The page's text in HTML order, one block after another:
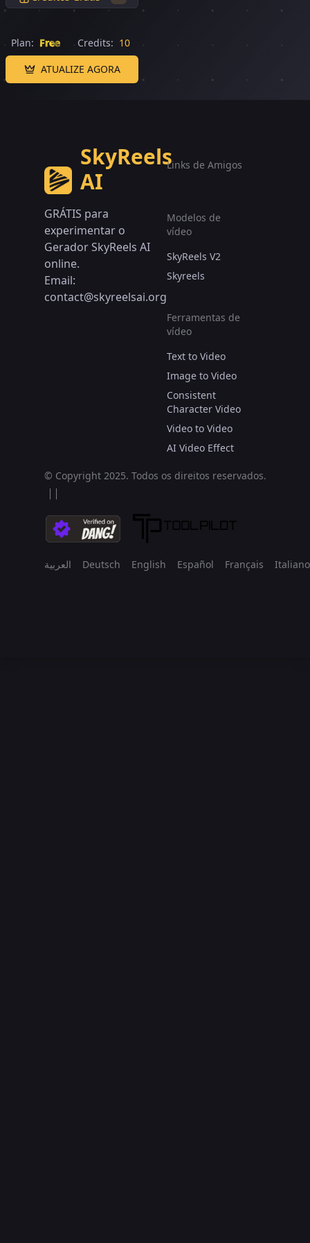
Plan: Free Credits: 10
ATUALIZE AGORA
SkyReels
AI
GRÁTIS para
experimentar o
Gerador SkyReels AI
online.
Email:
contact@skyreelsai.org
Links de Amigos
Modelos de
vídeo
SkyReels V2
Skyreels
Ferramentas de
vídeo
Text to Video
Image to Video
Consistent
Character Video
Video to Video
AI Video Effect
© Copyright 2025. Todos os direitos reservados.
العربية Deutsch English Español Français Italiano